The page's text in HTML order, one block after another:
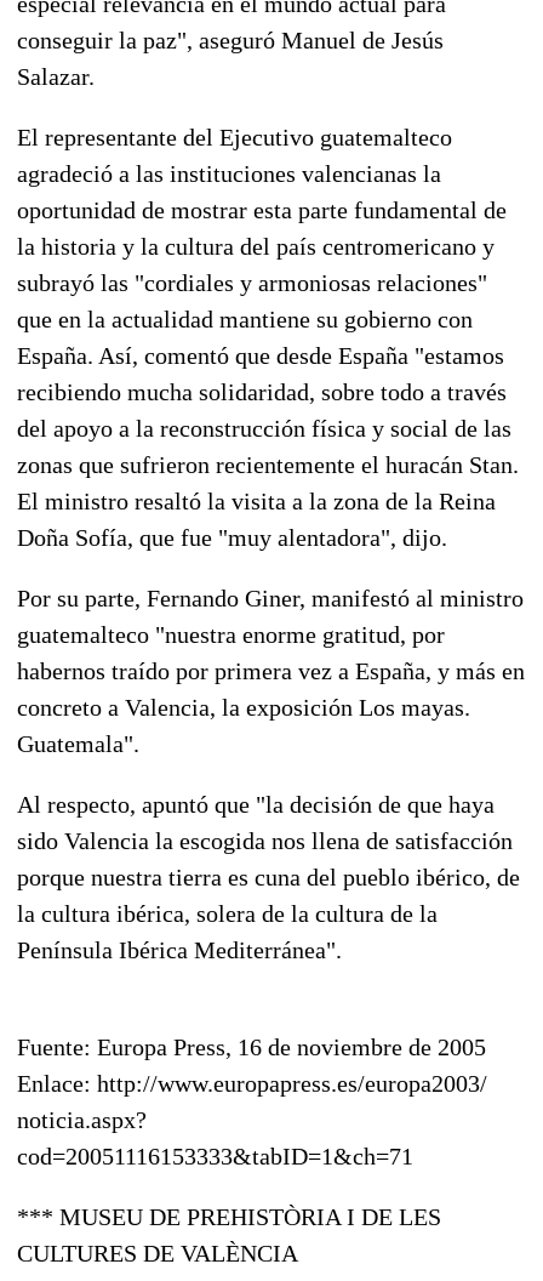
conseguir la paz", aseguró Manuel de Jesús
Salazar.
El representante del Ejecutivo guatemalteco
agradeció a las instituciones valencianas la
oportunidad de mostrar esta parte fundamental de
la historia y la cultura del país centromericano y
subrayó las "cordiales y armoniosas relaciones"
que en la actualidad mantiene su gobierno con
España. Así, comentó que desde España "estamos
recibiendo mucha solidaridad, sobre todo a través
del apoyo a la reconstrucción física y social de las
zonas que sufrieron recientemente el huracán Stan.
El ministro resaltó la visita a la zona de la Reina
Doña Sofía, que fue "muy alentadora", dijo.
Por su parte, Fernando Giner, manifestó al ministro
guatemalteco "nuestra enorme gratitud, por
habernos traído por primera vez a España, y más en
concreto a Valencia, la exposición Los mayas.
Guatemala".
Al respecto, apuntó que "la decisión de que haya
sido Valencia la escogida nos llena de satisfacción
porque nuestra tierra es cuna del pueblo ibérico, de
la cultura ibérica, solera de la cultura de la
Península Ibérica Mediterránea".
Fuente: Europa Press, 16 de noviembre de 2005
Enlace: http://www.europapress.es/europa2003/
noticia.aspx?
cod=20051116153333&tabID=1&ch=71
*** MUSEU DE PREHISTÒRIA I DE LES
CULTURES DE VALÈNCIA